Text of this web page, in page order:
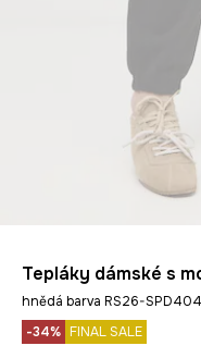
Tepláky dámské s
hnědá barva RS26-SPD404
-34% FINAL SALE